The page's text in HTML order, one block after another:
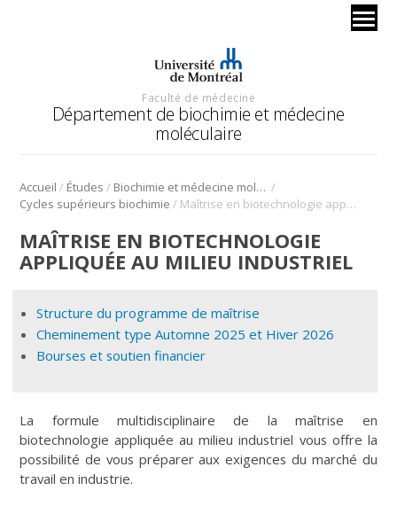
Faculté de médecine
Département de biochimie et médecine
moléculaire
Accueil / Études / Biochimie et médecine moléculaire /
Cycles supérieurs biochimie / Maîtrise en biotechnologie appliquée au milieu industriel
MAÎTRISE EN BIOTECHNOLOGIE
APPLIQUÉE AU MILIEU INDUSTRIEL
Structure du programme de maîtrise
Cheminement type Automne 2025 et Hiver 2026
Bourses et soutien financier
La formule multidisciplinaire de la maîtrise en
biotechnologie appliquée au milieu industriel vous offre la
possibilité de vous préparer aux exigences du marché du
travail en industrie.